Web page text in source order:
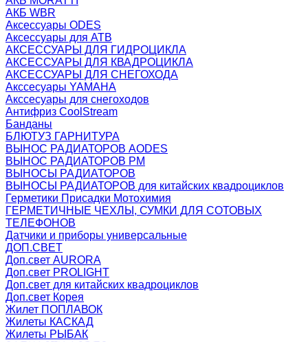
АКБ WBR
Аксессуары ODES
Аксессуары для АТВ
АКСЕССУАРЫ ДЛЯ ГИДРОЦИКЛА
АКСЕССУАРЫ ДЛЯ КВАДРОЦИКЛА
АКСЕССУАРЫ ДЛЯ СНЕГОХОДА
Акссесуары YAMAHA
Акссесуары для снегоходов
Антифриз CoolStream
Банданы
БЛЮТУЗ ГАРНИТУРА
ВЫНОС РАДИАТОРОВ AODES
ВЫНОС РАДИАТОРОВ РМ
ВЫНОСЫ РАДИАТОРОВ
ВЫНОСЫ РАДИАТОРОВ для китайских квадроциклов
Герметики Присадки Мотохимия
ГЕРМЕТИЧНЫЕ ЧЕХЛЫ, СУМКИ ДЛЯ СОТОВЫХ
ТЕЛЕФОНОВ
Датчики и приборы универсальные
ДОП.СВЕТ
Доп.свет AURORA
Доп.свет PROLIGHT
Доп.свет для китайских квадроциклов
Доп.свет Корея
Жилет ПОПЛАВОК
Жилеты КАСКАД
Жилеты РЫБАК